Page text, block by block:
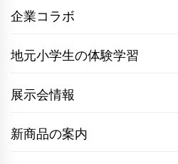
企業コラボ
地元小学生の体験学習
展示会情報
新商品の案内